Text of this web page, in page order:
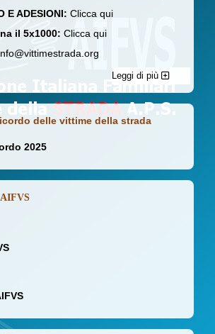
E ADESIONI: Clicca qui
il 5x1000: Clicca qui
Leggi di più
delle vittime della strada
2025
AIFVS